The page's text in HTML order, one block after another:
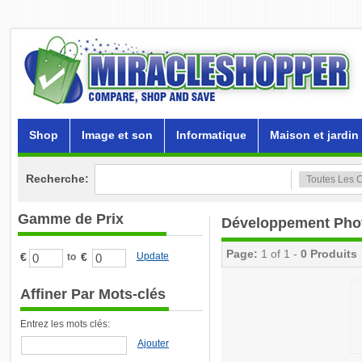
Shop Image et son Informatique Maison et jardin
Recherche:
Gamme de Prix
€ to € Update
Affiner Par Mots-clés
Entrez les mots clés:
Ajouter
Développement
Page: 1 of 1 - 0 Produits